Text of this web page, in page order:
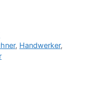
, Handwerker,